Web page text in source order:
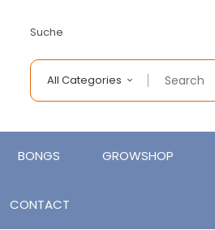
Suche
All Categories
BONGS GROWSHOP
CONTACT